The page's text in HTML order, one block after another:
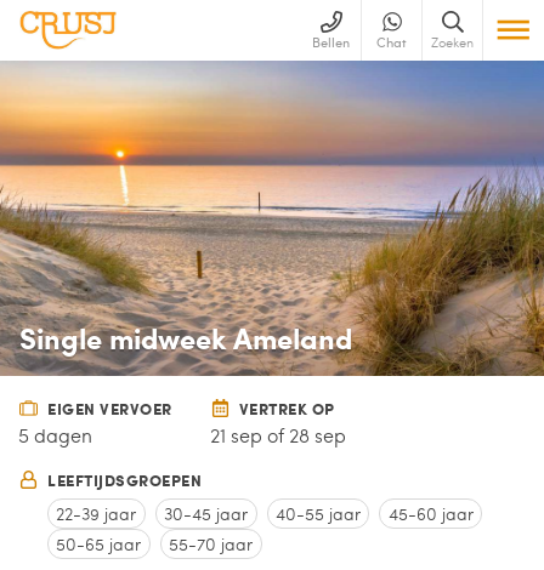
Bellen Chat Zoeken
Single midweek Ameland
EIGEN VERVOER
5 dagen
VERTREK OP
21 sep of 28 sep
LEEFTIJDSGROEPEN
22-39 jaar 30-45 jaar 40-55 jaar
45-60 jaar
50-65 jaar
55-70 jaar